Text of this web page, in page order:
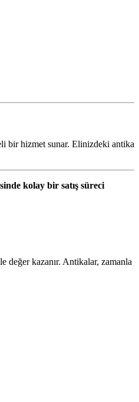
bir hizmet sunar. Elinizdeki antika
kolay bir satış süreci
değer kazanır. Antikalar, zamanla